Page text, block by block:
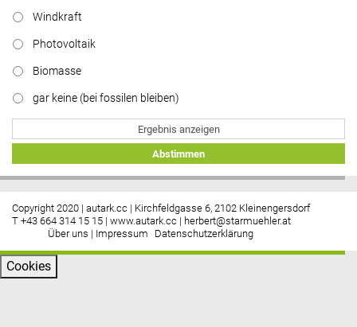
Windkraft
Photovoltaik
Biomasse
gar keine (bei fossilen bleiben)
Ergebnis anzeigen
Abstimmen
Copyright 2020 | autark.cc | Kirchfeldgasse 6, 2102 Kleinengersdorf
T +43 664 314 15 15 | www.autark.cc | herbert@starmuehler.at
Über uns | Impressum Datenschutzerklärung
Cookies